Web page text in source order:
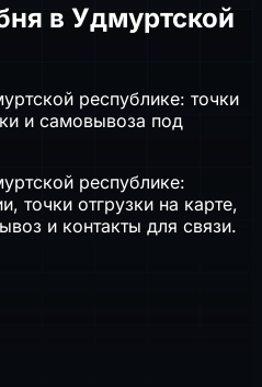
в Удмуртской
республике: точки
и самовывоза под
республике:
точки отгрузки на карте,
и контакты для связи.